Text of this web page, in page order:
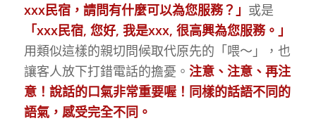
xxx民宿，請問有什麼可以為您服務？」 或是
「xxx民宿, 您好, 我是xxx, 很高興為您服務。」
用類似這樣的親切問候取代原先的「喂～」，也
讓客人放下打錯電話的擔憂。 注意、注意、再注
意！說話的口氣非常重要喔！同樣的話語不同的
語氣，感受完全不同。